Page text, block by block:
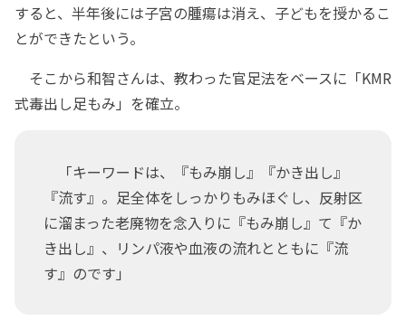
すると、半年後には子宮の腫瘍は消え、子どもを授かるこ
とができたという。
そこから和智さんは、教わった官足法をベースに「KMR
式毒出し足もみ」を確立。
「キーワードは、『もみ崩し』『かき出し』
『流す』。足全体をしっかりもみほぐし、反射区
に溜まった老廃物を念入りに『もみ崩し』て『か
き出し』、リンパ液や血液の流れとともに『流
す』のです」